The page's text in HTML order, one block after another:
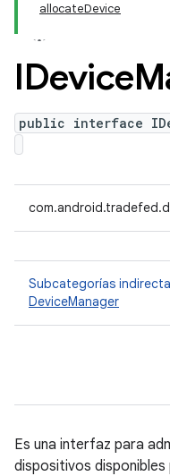
allocateDevice
IDevice
public interface
Subcategorías
DeviceManager
Es una interfaz para
dispositivos